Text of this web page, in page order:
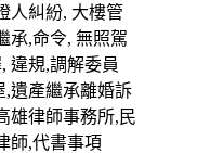
人糾紛, 大樓管
承,命令, 無照駕
違規,調解委員
,遺產繼承離婚訴
雄律師事務所,民
師,代書事項